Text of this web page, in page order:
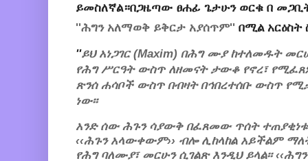
ይመስለኛል።በጋዜጣው ፀሐፊ ጌታሁን ወርቁ በ መጋቢት
''ሕግን አለማወቅ ይቅርታ አያሰጥም'' በሚል አርዕስት
''ይህ አነጋገር (Maxim) በሕግ ሙያ ከተለመዱት
የሕግ ሥርዓት ውስጥ ለዘመናት ታውቆ የኖረ፣
ጽንሰ ሐሳቦች ውስጥ በብዛት በኅበረተሰቡ ውስጥ
ነው፡፡
አንድ ሰው ሕጉን ሳያውቅ በፈጸመው ጥሰት
‹‹ሕጉን አላውቀውም›› ብሎ ሊከላከል አይችልም ማለት
የሕግ ባለሙያ፣ መርሁን ሲገልጽ እንዲህ ይላል፡፡